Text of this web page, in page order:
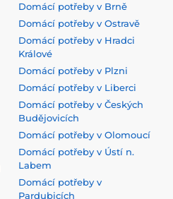
Domácí potřeby v Brně
Domácí potřeby v Ostravě
Domácí potřeby v Hradci
Králové
Domácí potřeby v Plzni
Domácí potřeby v Liberci
Domácí potřeby v Českých
Budějovicích
Domácí potřeby v Olomoucí
Domácí potřeby v Ústí n.
Labem
Domácí potřeby v
Pardubicích